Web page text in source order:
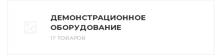
ДЕМОНСТРАЦИОННОЕ
ОБОРУДОВАНИЕ
17 ТОВАРОВ